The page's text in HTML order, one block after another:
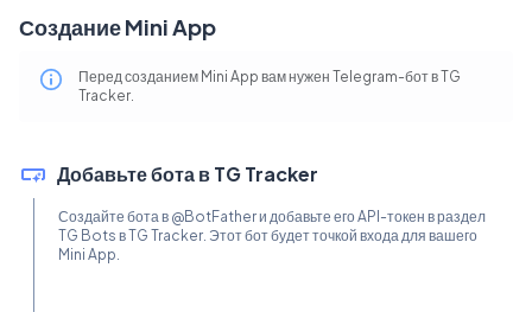
Создание Mini App
Перед созданием Mini App вам нужен Telegram-бот в TG
Tracker.
Добавьте бота в TG Tracker
Создайте бота в @BotFather и добавьте его API-токен в раздел
TG Bots в TG Tracker. Этот бот будет точкой входа для вашего
Mini App.